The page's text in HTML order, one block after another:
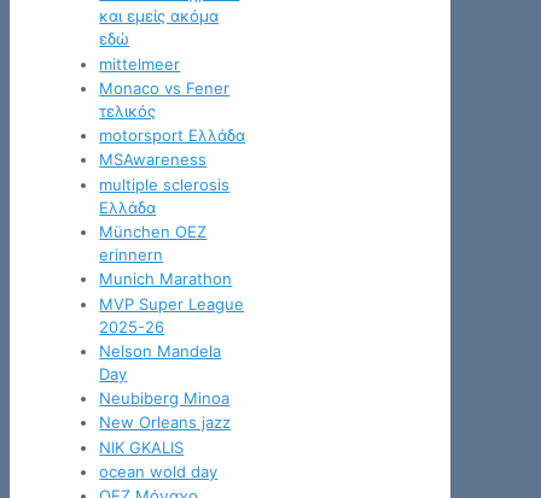
και εμείς ακόμα
εδώ
mittelmeer
Monaco vs Fener
τελικός
motorsport Ελλάδα
MSAwareness
multiple sclerosis
Ελλάδα
München OEZ
erinnern
Munich Marathon
MVP Super League
2025-26
Nelson Mandela
Day
Neubiberg Minoa
New Orleans jazz
NIK GKALIS
ocean wold day